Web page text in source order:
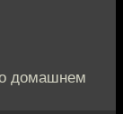
о домашнем